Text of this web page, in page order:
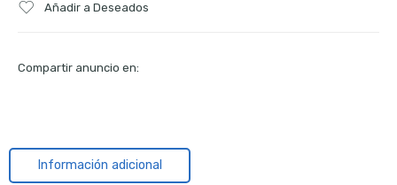
Añadir a Deseados
Compartir anuncio en:
Información adicional